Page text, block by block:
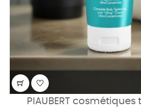
PIAUBERT